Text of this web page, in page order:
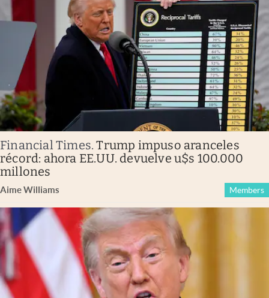
Financial Times.Trump impuso aranceles
récord: ahora EE.UU. devuelve u$s 100.000
millones
Aime Williams Members